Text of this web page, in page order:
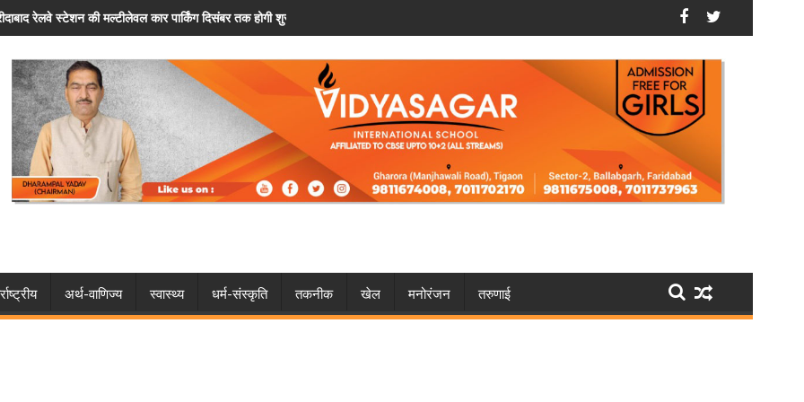
दिसंबर तक होगी शुरू फरीदाबाद: पैसों के विवाद ने लिया खतरनाक मोड़, चचेरे भाई के घर में लगा दी आग फरीदाबाद: भूपानी में मौसी की चाकू मारकर हत्या करने वाले को उम्रकैद
अर्थ-वाणिज्य स्वास्थ्य धर्म-संस्कृति तकनीक खेल मनोरंजन तरुणाई